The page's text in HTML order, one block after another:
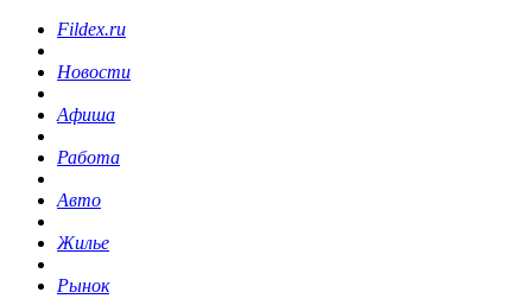
Fildex.ru
Новости
Афиша
Работа
Авто
Жилье
Рынок